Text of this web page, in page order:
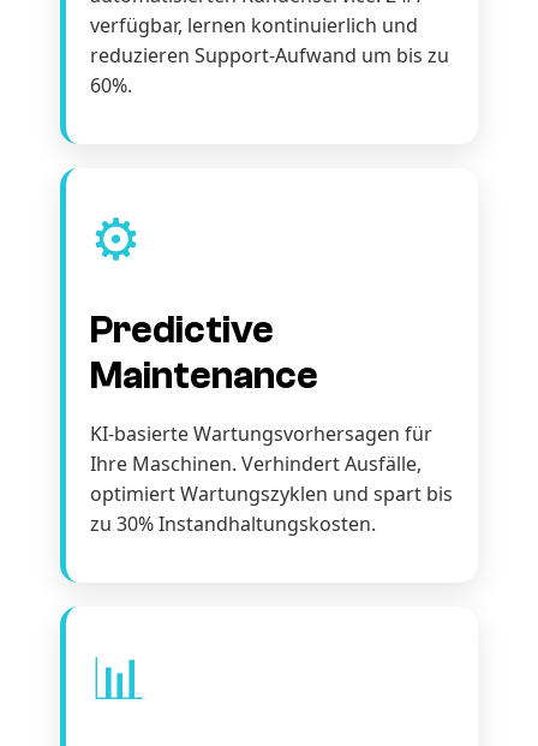
verfügbar, lernen kontinuierlich und
reduzieren Support-Aufwand um bis zu
60%.
⚙️
Predictive
Maintenance
KI-basierte Wartungsvorhersagen für
Ihre Maschinen. Verhindert Ausfälle,
optimiert Wartungszyklen und spart bis
zu 30% Instandhaltungskosten.
📊